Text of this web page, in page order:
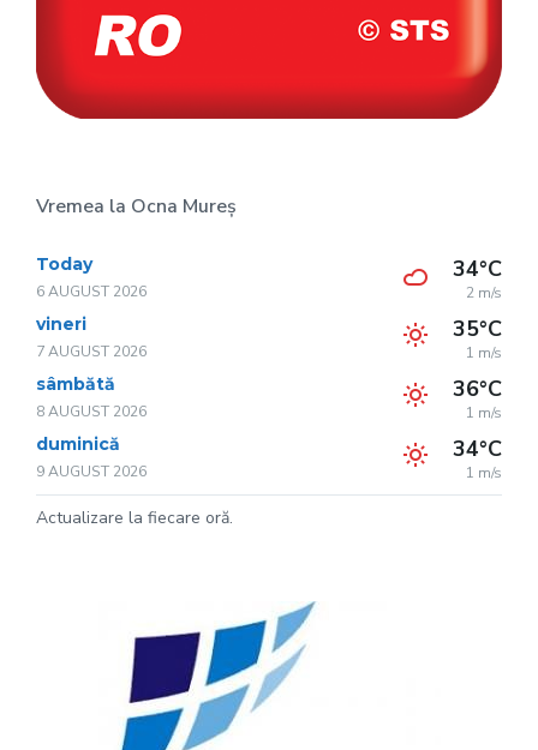
Vremea la Ocna Mureș
Today
6 AUGUST 2026
34°C
2 m/s
vineri
7 AUGUST 2026
35°C
1 m/s
sâmbătă
8 AUGUST 2026
36°C
1 m/s
duminică
9 AUGUST 2026
34°C
1 m/s
Actualizare la fiecare oră.